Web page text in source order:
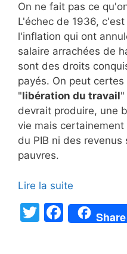
On ne fait pas ce
L'échec de 1936,
l'inflation qui ont
salaire arrachées de
sont des droits
payés. On peut
"libération du travail"
devrait produire, une
vie mais
du PIB ni des revenus
pauvres.
Lire la suite
T
F
a
Share